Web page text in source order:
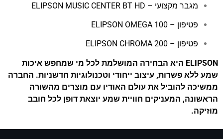
מגבר מקצועי – ELIPSON MUSIC CENTER BT HD
פטיפון – ELIPSON OMEGA 100
פטיפון – ELIPSON CHROMA 200
ELIPSON היא הבחירה המושלמת לכל מי שמחפש איכות
שמע ללא פשרות, עיצוב ייחודי וטכנולוגיות חדשניות. החברה
ממשיכה להוביל את עולם האודיו עם מוצרים מהשורה
הראשונה, המעניקים חוויית שמע יוצאת דופן לכל חובב
מוזיקה.